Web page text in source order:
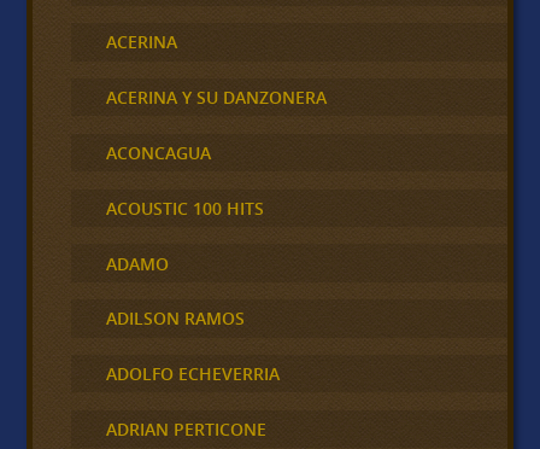
ACERINA
ACERINA Y SU DANZONERA
ACONCAGUA
ACOUSTIC 100 HITS
ADAMO
ADILSON RAMOS
ADOLFO ECHEVERRIA
ADRIAN PERTICONE